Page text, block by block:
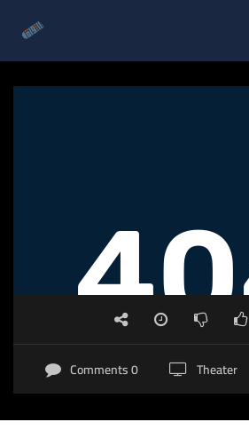
Theater
0 Comments